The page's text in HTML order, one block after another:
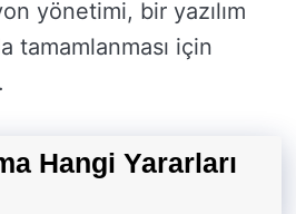
yönetimi, bir yazılım
tamamlanması için
Hangi Yararları